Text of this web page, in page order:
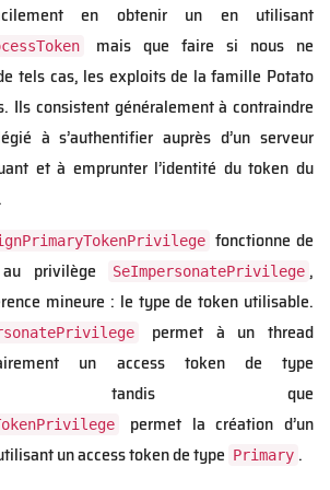
en obtenir un en utilisant
mais que faire si nous ne
tels cas, les exploits de la famille Potato
Ils consistent généralement à contraindre
à s’authentifier auprès d’un serveur
et à emprunter l’identité du token du
fonctionne de
privilège
SeImpersonatePrivilege ,
mineure : le type de token utilisable.
permet à un thread
un access token de type
que
permet la création d’un
un access token de type Primary .